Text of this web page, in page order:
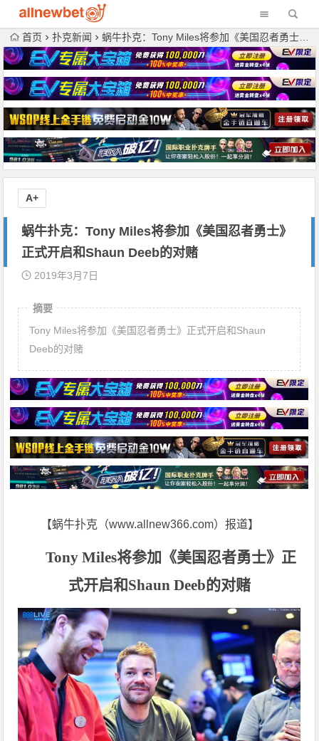
首页 扑克新闻 蜗牛扑克：Tony Miles将参加《美国忍者勇士》正式开启和Shaun Deeb的对赌
蜗牛扑克：Tony Miles将参加《美国忍者勇士》
正式开启和Shaun Deeb的对赌
2019年3月7日
摘要
Tony Miles将参加《美国忍者勇士》正式开启和Shaun
Deeb的对赌
【蜗牛扑克（www.allnew366.com）报道】
Tony Miles将参加《美国忍者勇士》正
式开启和Shaun Deeb的对赌
A+